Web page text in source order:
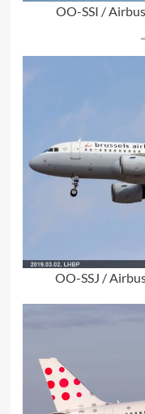
OO-SSI /
OO-SSJ /